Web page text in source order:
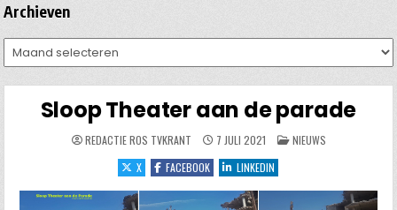
Archieven
Archieven
Sloop Theater aan de parade
REDACTIE ROS TVKRANT 7 JULI 2021 GEPLAATST
IN
NIEUWS
X
FACEBOOK LINKEDIN